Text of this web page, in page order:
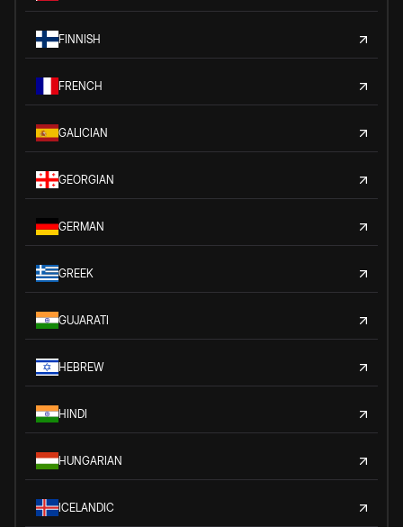
FINNISH
FRENCH
GALICIAN
GEORGIAN
GERMAN
GREEK
GUJARATI
HEBREW
HINDI
HUNGARIAN
ICELANDIC